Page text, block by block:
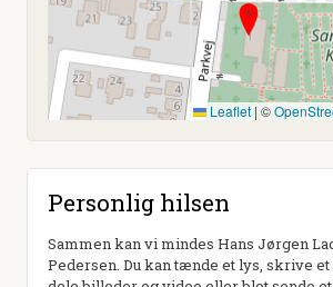
Leaflet | ©
Personlig hilsen
Sammen kan vi mindes Hans Jørgen
Pedersen. Du kan tænde et lys, skrive